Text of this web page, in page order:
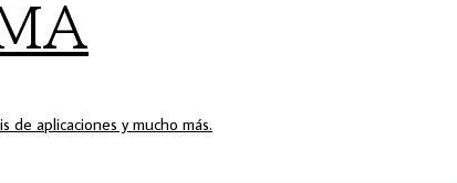
de aplicaciones y mucho más.